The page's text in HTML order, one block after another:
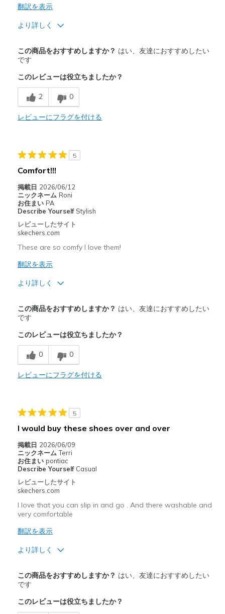
翻訳を表示
より詳しく
Attractive Design
Breathe Well
Comfortable
Durable
以下に最適
Casual Wear
Travel
Width
Feels too wide
Sizing
View On Shoes
この商品をおすすめしますか？ はい、友達におすすめしたい
です
このレビューは役立ちましたか？
2 0
レビューにフラグを付ける
5
Comfort!!!
掲載日 2026/06/12
ニックネーム Roni
お住まい PA
Describe Yourself Stylish
レビューしたサイト
skechers.com
These are so comfy I love them!
翻訳を表示
より詳しく
Attractive Design
Breathe Well
Comfortable
Durable
商品が期待と異なったレビュー
None
以下に最適
Casual Wear
Going Out
Travel
Width
View On Shoes
この商品をおすすめしますか？ はい、友達におすすめしたい
です
このレビューは役立ちましたか？
0 0
レビューにフラグを付ける
5
I would buy these shoes over and over
掲載日 2026/06/09
ニックネーム Terri
お住まい pontiac
Describe Yourself Casual
レビューしたサイト
skechers.com
I love that you can slip in and go . And there washable and
very comfortable
翻訳を表示
より詳しく
Attractive Design
Breathe Well
この商品をおすすめしますか？ はい、友達におすすめしたい
です
このレビューは役立ちましたか？